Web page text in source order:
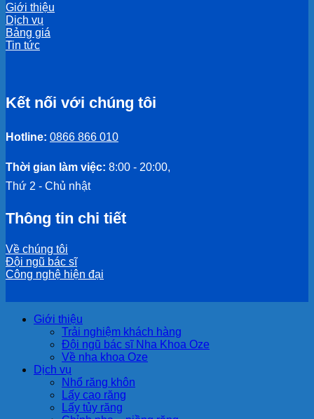
Giới thiệu
Dịch vụ
Bảng giá
Tin tức
Kết nối với chúng tôi
Hotline: 0866 866 010
Thời gian làm việc: 8:00 - 20:00,
Thứ 2 - Chủ nhật
Thông tin chi tiết
Về chúng tôi
Đội ngũ bác sĩ
Công nghệ hiện đại
Giới thiệu
Trải nghiệm khách hàng
Đội ngũ bác sĩ Nha Khoa Oze
Về nha khoa Oze
Dịch vụ
Nhổ răng khôn
Lấy cao răng
Lấy tủy răng